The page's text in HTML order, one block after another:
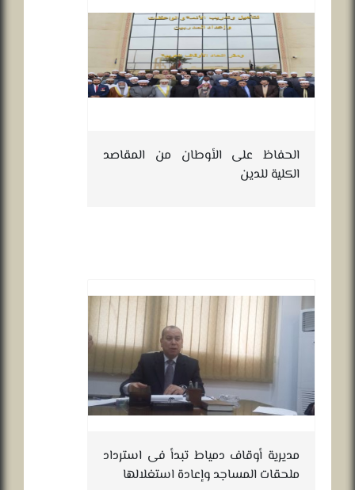
الحفاظ على الأوطان من المقاصد
الكلية للدين
مديرية أوقاف دمياط تبدأ فى استرداد
ملحقات المساجد وإعادة استغلالها